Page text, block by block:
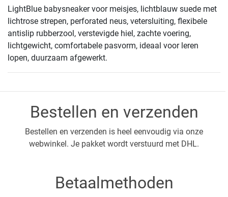
LightBlue babysneaker voor meisjes, lichtblauw suede met
lichtrose strepen, perforated neus, vetersluiting, flexibele
antislip rubberzool, verstevigde hiel, zachte voering,
lichtgewicht, comfortabele pasvorm, ideaal voor leren
lopen, duurzaam afgewerkt.
Bestellen en verzenden
Bestellen en verzenden is heel eenvoudig via onze
webwinkel. Je pakket wordt verstuurd met DHL.
Betaalmethoden